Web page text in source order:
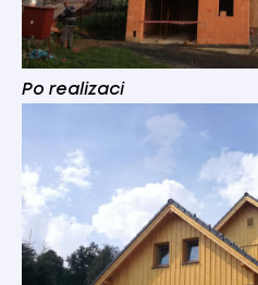
Po realizaci